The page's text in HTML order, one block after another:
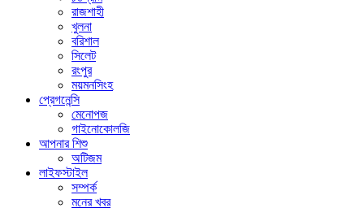
রাজশাহী
খুলনা
বরিশাল
সিলেট
রংপুর
ময়মনসিংহ
প্রেগনেন্সি
মেনোপজ
গাইনোকোলজি
আপনার শিশু
অটিজম
লাইফস্টাইল
সম্পর্ক
মনের খবর